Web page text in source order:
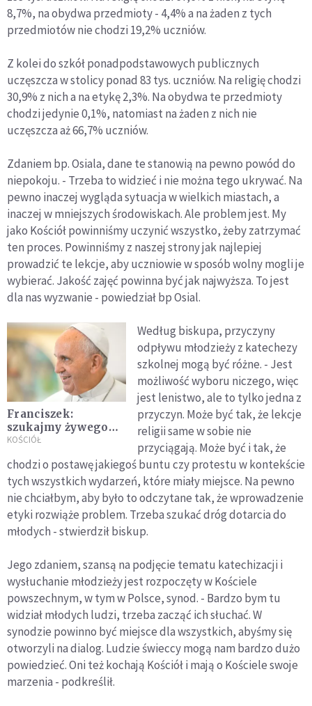
8,7%, na obydwa przedmioty - 4,4% a na żaden z tych
przedmiotów nie chodzi 19,2% uczniów.
Z kolei do szkół ponadpodstawowych publicznych
uczęszcza w stolicy ponad 83 tys. uczniów. Na religię chodzi
30,9% z nich a na etykę 2,3%. Na obydwa te przedmioty
chodzi jedynie 0,1%, natomiast na żaden z nich nie
uczęszcza aż 66,7% uczniów.
Zdaniem bp. Osiala, dane te stanowią na pewno powód do
niepokoju. - Trzeba to widzieć i nie można tego ukrywać. Na
pewno inaczej wygląda sytuacja w wielkich miastach, a
inaczej w mniejszych środowiskach. Ale problem jest. My
jako Kościół powinniśmy uczynić wszystko, żeby zatrzymać
ten proces. Powinniśmy z naszej strony jak najlepiej
prowadzić te lekcje, aby uczniowie w sposób wolny mogli je
wybierać. Jakość zajęć powinna być jak najwyższa. To jest
dla nas wyzwanie - powiedział bp Osial.
Franciszek:
szukajmy żywego
Boga, nie pewności
KOŚCIÓŁ
Według biskupa, przyczyny
odpływu młodzieży z katechezy
szkolnej mogą być różne. - Jest
możliwość wyboru niczego, więc
jest lenistwo, ale to tylko jedna z
przyczyn. Może być tak, że lekcje
religii same w sobie nie
przyciągają. Może być i tak, że
chodzi o postawę jakiegoś buntu czy protestu w kontekście
tych wszystkich wydarzeń, które miały miejsce. Na pewno
nie chciałbym, aby było to odczytane tak, że wprowadzenie
etyki rozwiąże problem. Trzeba szukać dróg dotarcia do
młodych - stwierdził biskup.
Jego zdaniem, szansą na podjęcie tematu katechizacji i
wysłuchanie młodzieży jest rozpoczęty w Kościele
powszechnym, w tym w Polsce, synod. - Bardzo bym tu
widział młodych ludzi, trzeba zacząć ich słuchać. W
synodzie powinno być miejsce dla wszystkich, abyśmy się
otworzyli na dialog. Ludzie świeccy mogą nam bardzo dużo
powiedzieć. Oni też kochają Kościół i mają o Kościele swoje
marzenia - podkreślił.